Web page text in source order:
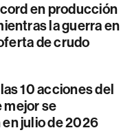
en producción
la guerra en
de crudo
10 acciones del
mejor se
julio de 2026